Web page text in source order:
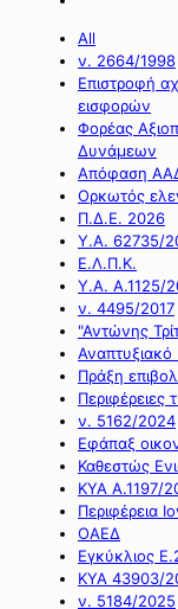
All
ν. 2664/1998
Επιστροφή
εισφορών
Φορέας
Δυνάμεων
Απόφαση
Ορκωτός
Π.Δ.Ε. 2026
Υ.Α. 62735/
Ε.Λ.Π.Κ.
Υ.Α. Α.1125/
ν. 4495/2017
"Αντώνης
Πράξη
Περιφέρειες
ν. 5162/2024
Εφάπαξ
Καθεστώς
ΚΥΑ Α.1197/
Περιφέρεια
ΟΑΕΔ
Εγκύκλιος
ΚΥΑ 43903/
ν. 5184/2025